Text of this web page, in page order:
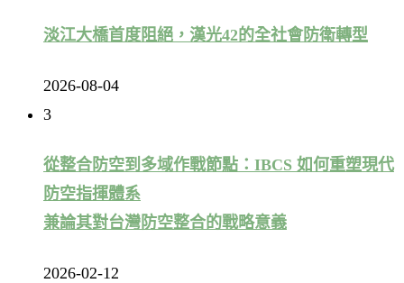
淡江大橋首度阻絕，漢光42的全社會防衛轉型
2026-08-04
3
從整合防空到多域作戰節點：IBCS 如何重塑現代
防空指揮體系
兼論其對台灣防空整合的戰略意義
2026-02-12